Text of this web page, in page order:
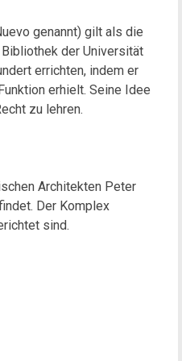
genannt) gilt als die
der Universität
errichten, indem er
erhielt. Seine Idee
zu lehren.
Architekten Peter
Der Komplex
sind.